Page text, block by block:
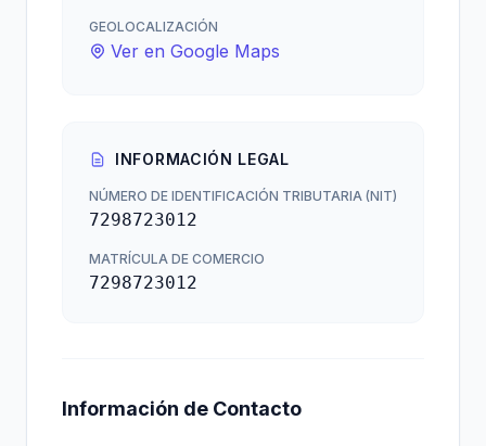
GEOLOCALIZACIÓN
Ver en Google Maps
INFORMACIÓN LEGAL
NÚMERO DE IDENTIFICACIÓN TRIBUTARIA (NIT)
7298723012
MATRÍCULA DE COMERCIO
7298723012
Información de Contacto